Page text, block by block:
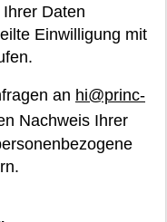
Daten
Einwilligung mit
an hi@princ-
Nachweis Ihrer